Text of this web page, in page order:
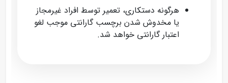
هرگونه دستکاری، تعمیر توسط افراد غیرمجاز
یا مخدوش شدن برچسب گارانتی موجب لغو
اعتبار گارانتی خواهد شد.